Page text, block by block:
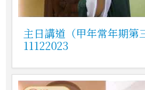
主日講道（甲年常年期第
11122023